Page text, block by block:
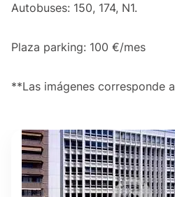
Autobuses: 150, 174, N1.
Plaza parking: 100 €/mes
**Las imágenes corresponde